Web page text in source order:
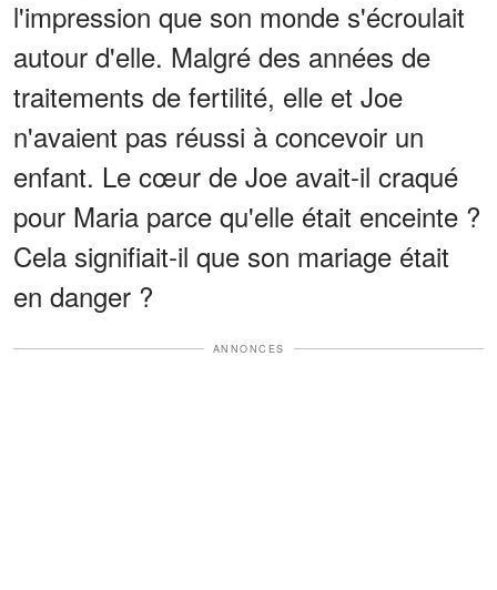
l'impression que son monde s'écroulait
autour d'elle. Malgré des années de
traitements de fertilité, elle et Joe
n'avaient pas réussi à concevoir un
enfant. Le cœur de Joe avait-il craqué
pour Maria parce qu'elle était enceinte ?
Cela signifiait-il que son mariage était
en danger ?
ANNONCES